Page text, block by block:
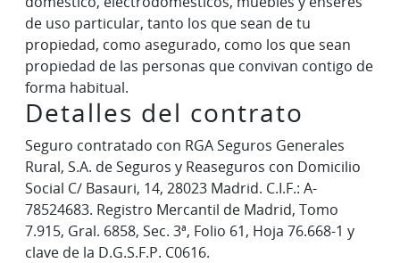
de uso particular, tanto los que sean de tu
propiedad, como asegurado, como los que sean
propiedad de las personas que convivan contigo de
forma habitual.
Detalles del contrato
Seguro contratado con RGA Seguros Generales
Rural, S.A. de Seguros y Reaseguros con Domicilio
Social C/ Basauri, 14, 28023 Madrid. C.I.F.: A-
78524683. Registro Mercantil de Madrid, Tomo
7.915, Gral. 6858, Sec. 3ª, Folio 61, Hoja 76.668-1 y
clave de la D.G.S.F.P. C0616.